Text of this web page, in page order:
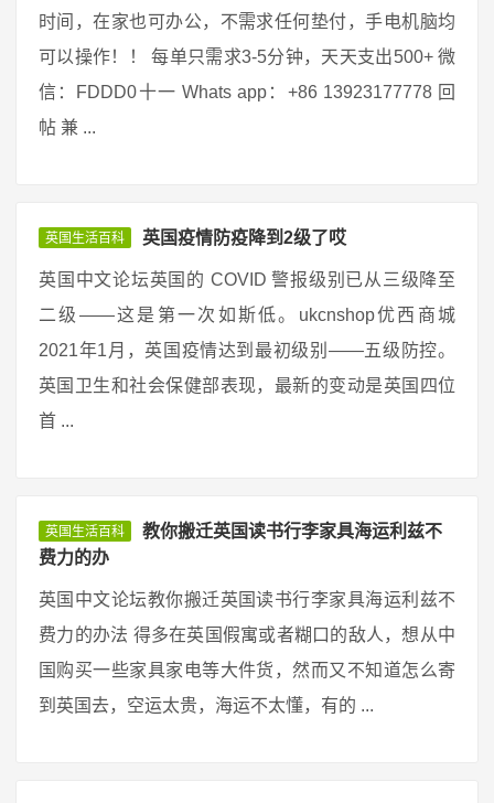
时间，在家也可办公，不需求任何垫付，手电机脑均
可以操作！！ 每单只需求3-5分钟，天天支出500+ 微
信：FDDD0十一 Whats app：+86 13923177778 回
帖 兼 ...
英国生活百科 英国疫情防疫降到2级了哎
英国中文论坛英国的 COVID 警报级别已从三级降至
二级——这是第一次如斯低。ukcnshop优西商城
2021年1月，英国疫情达到最初级别——五级防控。
英国卫生和社会保健部表现，最新的变动是英国四位
首 ...
英国生活百科
教你搬迁英国读书行李家具海运利兹不
费力的办
英国中文论坛教你搬迁英国读书行李家具海运利兹不
费力的办法 得多在英国假寓或者糊口的敌人，想从中
国购买一些家具家电等大件货，然而又不知道怎么寄
到英国去，空运太贵，海运不太懂，有的 ...